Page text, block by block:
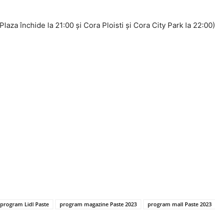
închide la 21:00 şi Cora Ploisti şi Cora City Park la 22:00)
program Lidl Paste program magazine Paste 2023
program mall Paste 2023